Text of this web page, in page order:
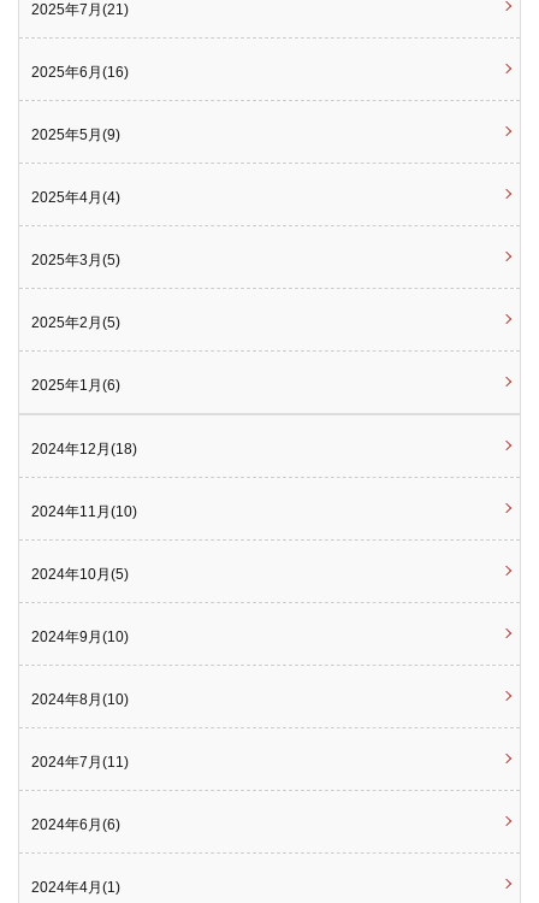
2025年7月(21)
2025年6月(16)
2025年5月(9)
2025年4月(4)
2025年3月(5)
2025年2月(5)
2025年1月(6)
2024年12月(18)
2024年11月(10)
2024年10月(5)
2024年9月(10)
2024年8月(10)
2024年7月(11)
2024年6月(6)
2024年4月(1)